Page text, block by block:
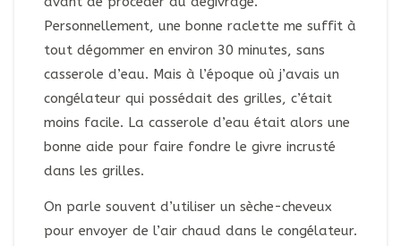
Personnellement, une bonne raclette me suffit à
tout dégommer en environ 30 minutes, sans
casserole d’eau. Mais à l’époque où j’avais un
congélateur qui possédait des grilles, c’était
moins facile. La casserole d’eau était alors une
bonne aide pour faire fondre le givre incrusté
dans les grilles.
On parle souvent d’utiliser un sèche-cheveux
pour envoyer de l’air chaud dans le congélateur.